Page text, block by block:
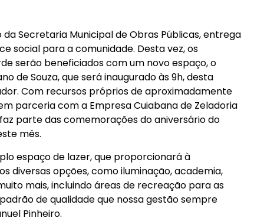
Secretaria Municipal de Obras Públicas, entrega
social para a comunidade. Desta vez, os
serão beneficiados com um novo espaço, o
de Souza, que será inaugurado às 9h, desta
Com recursos próprios de aproximadamente
parceria com a Empresa Cuiabana de Zeladoria
parte das comemorações do aniversário do
mês.
espaço de lazer, que proporcionará à
diversas opções, como iluminação, academia,
mais, incluindo áreas de recreação para as
de qualidade que nossa gestão sempre
Pinheiro.